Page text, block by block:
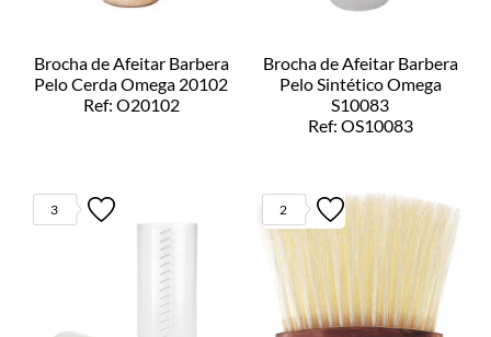
Brocha de Afeitar Barbera
Pelo Cerda Omega 20102
Ref: O20102
Brocha de Afeitar Barbera
Pelo Sintético Omega
S10083
Ref: OS10083
3 2